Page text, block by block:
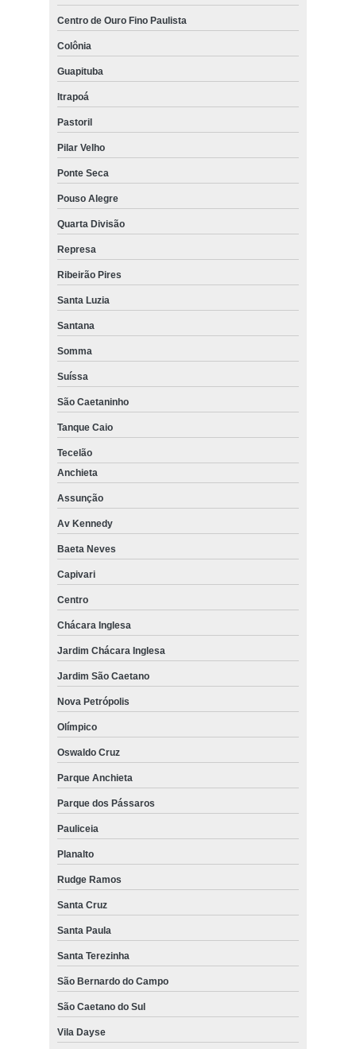
Centro de Ouro Fino Paulista
Colônia
Guapituba
Itrapoá
Pastoril
Pilar Velho
Ponte Seca
Pouso Alegre
Quarta Divisão
Represa
Ribeirão Pires
Santa Luzia
Santana
Somma
Suíssa
São Caetaninho
Tanque Caio
Tecelão
Anchieta
Assunção
Av Kennedy
Baeta Neves
Capivari
Centro
Chácara Inglesa
Jardim Chácara Inglesa
Jardim São Caetano
Nova Petrópolis
Olímpico
Oswaldo Cruz
Parque Anchieta
Parque dos Pássaros
Pauliceia
Planalto
Rudge Ramos
Santa Cruz
Santa Paula
Santa Terezinha
São Bernardo do Campo
São Caetano do Sul
Vila Dayse